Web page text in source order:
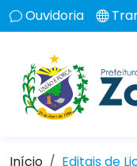
Ouvidoria
Início Editais de